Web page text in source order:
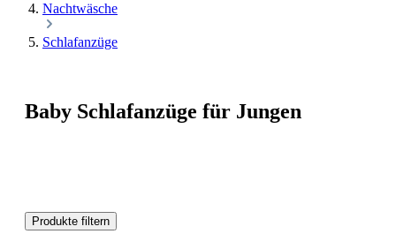
Nachtwäsche
Schlafanzüge
Baby Schlafanzüge für Jungen
Produkte filtern